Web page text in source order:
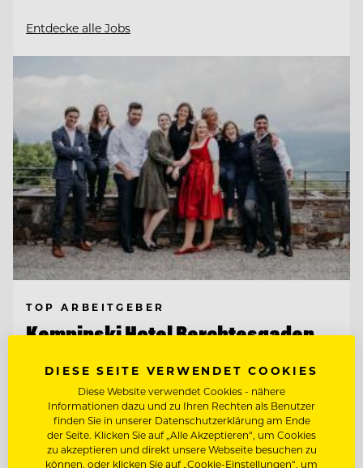
Entdecke alle Jobs
TOP ARBEITGEBER
Kempinski Hotel Berchtesgaden
83471 Berchtesgaden, Deutschland
COMMIS DE CUISINE (M/W/D)
DIESE SEITE VERWENDET COOKIES
Diese Website verwendet Cookies - nähere
Informationen dazu und zu Ihren Rechten als Benutzer
finden Sie in unserer Datenschutzerklärung am Ende
der Seite. Klicken Sie auf „Alle Akzeptieren“, um Cookies
zu akzeptieren und direkt unsere Webseite besuchen zu
können, oder klicken Sie auf „Cookie-Einstellungen“, um